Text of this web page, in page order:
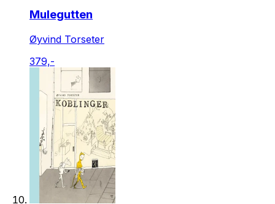
Mulegutten
Øyvind Torseter
379,-